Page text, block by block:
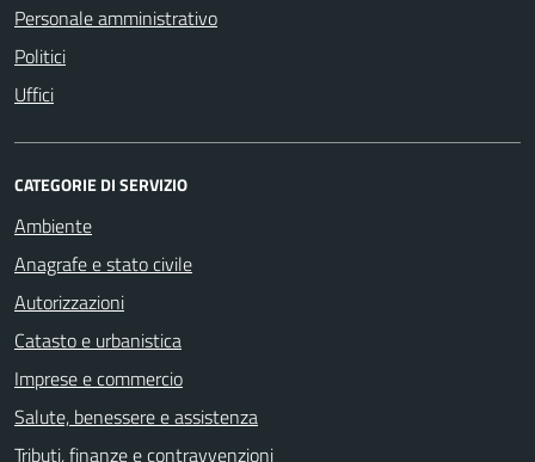
Personale amministrativo
Politici
Uffici
CATEGORIE DI SERVIZIO
Ambiente
Anagrafe e stato civile
Autorizzazioni
Catasto e urbanistica
Imprese e commercio
Salute, benessere e assistenza
Tributi, finanze e contravvenzioni